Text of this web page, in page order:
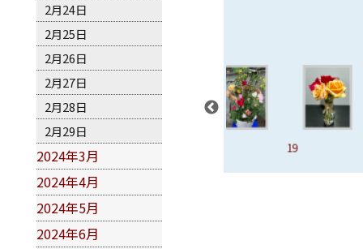
2月24日
2月25日
2月26日
2月27日
2月28日
2月29日
2024年3月
2024年4月
2024年5月
2024年6月
16、雪子
17、西班牙舞
孃
19